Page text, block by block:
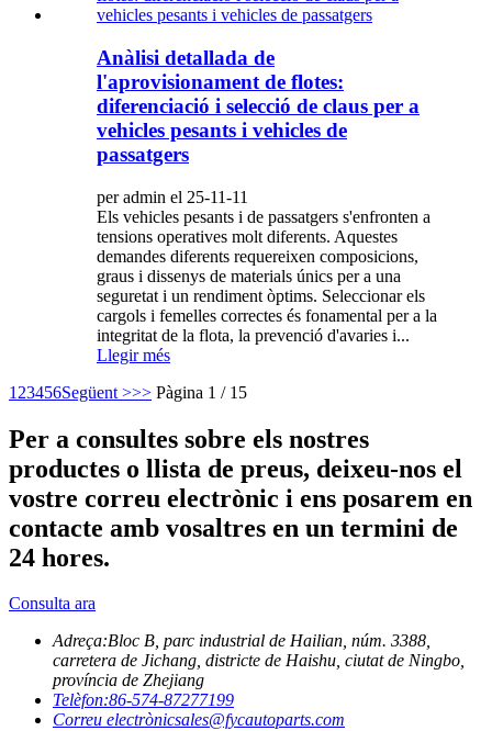
Anàlisi detallada de
l'aprovisionament de flotes:
diferenciació i selecció de claus per a
vehicles pesants i vehicles de
passatgers
per admin el 25-11-11
Els vehicles pesants i de passatgers s'enfronten a
tensions operatives molt diferents. Aquestes
demandes diferents requereixen composicions,
graus i dissenys de materials únics per a una
seguretat i un rendiment òptims. Seleccionar els
cargols i femelles correctes és fonamental per a la
integritat de la flota, la prevenció d'avaries i...
Llegir més
1 23456Següent >>> Pàgina 1 / 15
Per a consultes sobre els nostres
productes o llista de preus, deixeu-nos el
vostre correu electrònic i ens posarem en
contacte amb vosaltres en un termini de
24 hores.
Consulta ara
Adreça:Bloc B, parc industrial de Hailian, núm. 3388,
carretera de Jichang, districte de Haishu, ciutat de Ningbo,
província de Zhejiang
Telèfon:86-574-87277199
Correu electrònicsales@fycautoparts.com